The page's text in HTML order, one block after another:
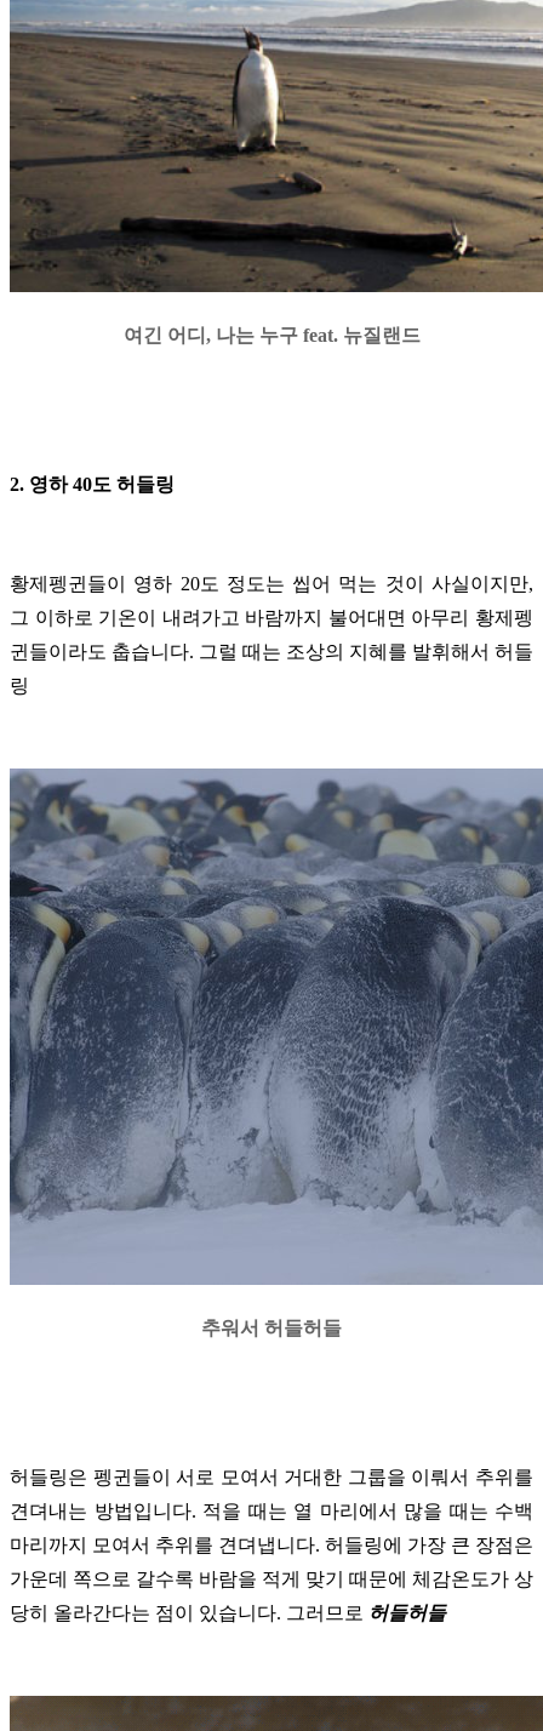
여긴 어디, 나는 누구 feat. 뉴질랜드
2. 영하 40도 허들링
황제펭귄들이 영하 20도 정도는 씹어 먹는 것이 사실이지만,
그 이하로 기온이 내려가고 바람까지 불어대면 아무리 황제펭
귄들이라도 춥습니다. 그럴 때는 조상의 지혜를 발휘해서 허들
링
추워서 허들허들
허들링은 펭귄들이 서로 모여서 거대한 그룹을 이뤄서 추위를
견뎌내는 방법입니다. 적을 때는 열 마리에서 많을 때는 수백
마리까지 모여서 추위를 견뎌냅니다. 허들링에 가장 큰 장점은
가운데 쪽으로 갈수록 바람을 적게 맞기 때문에 체감온도가 상
당히 올라간다는 점이 있습니다. 그러므로 허들허들